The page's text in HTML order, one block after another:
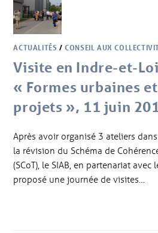
ACTUALITÉS /CONSEIL AUX
Visite en Indre-et-
« Formes urbaines et
projets », 11 juin
Après avoir organisé 3 ateliers
la révision du Schéma de
(SCoT), le SIAB, en partenariat avec
proposé une journée de visites…